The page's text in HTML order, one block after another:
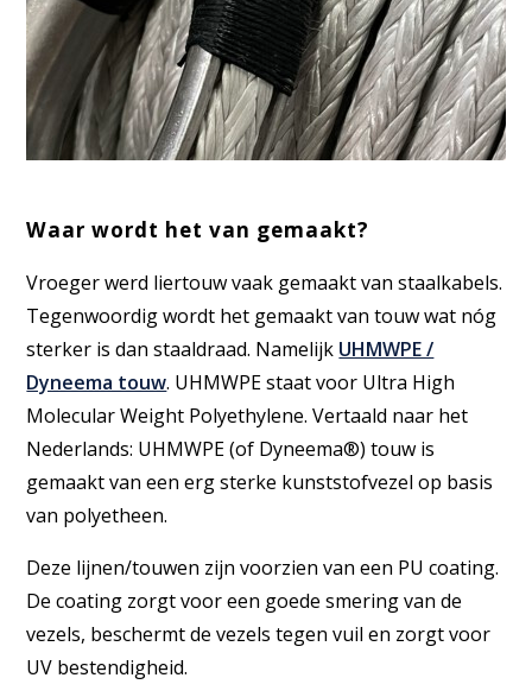
Waar wordt het van gemaakt?
Vroeger werd liertouw vaak gemaakt van staalkabels.
Tegenwoordig wordt het gemaakt van touw wat nóg
sterker is dan staaldraad. Namelijk UHMWPE /
Dyneema touw. UHMWPE staat voor Ultra High
Molecular Weight Polyethylene. Vertaald naar het
Nederlands: UHMWPE (of Dyneema®) touw is
gemaakt van een erg sterke kunststofvezel op basis
van polyetheen.
Deze lijnen/touwen zijn voorzien van een PU coating.
De coating zorgt voor een goede smering van de
vezels, beschermt de vezels tegen vuil en zorgt voor
UV bestendigheid.